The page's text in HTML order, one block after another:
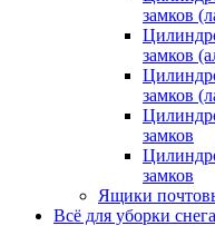
замков
замков
замков
замков
замков
Ящики
Всё для уборки снега